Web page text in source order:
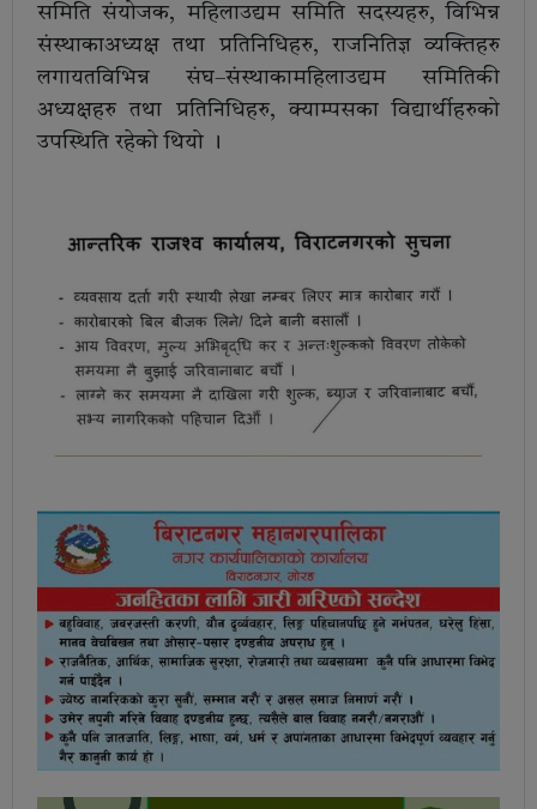
समिति संयोजक, महिलाउद्यम समिति सदस्यहरु, विभिन्न
संस्थाकाअध्यक्ष तथा प्रतिनिधिहरु, राजनितिज्ञ व्यक्तिहरु
लगायतविभिन्न संघ–संस्थाकामहिलाउद्यम समितिकी
अध्यक्षहरु तथा प्रतिनिधिहरु, क्याम्पसका विद्यार्थीहरुको
उपस्थिति रहेको थियो ।